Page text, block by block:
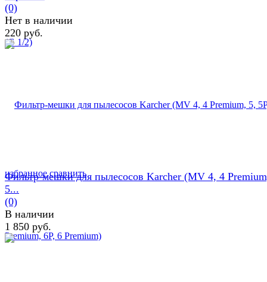
избранное сравнить
(0)
Нет в наличии
220 руб.
Фильтр-мешки для пылесосов Karcher (MV 4, 4
5...
(0)
В наличии
1 850 руб.